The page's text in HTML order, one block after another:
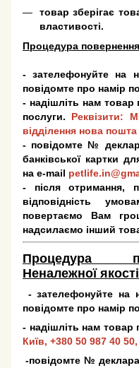
товар зберігає
властивості.
Процедура
- зателефонуйте на
повідомте про намір
- надішліть нам товар
послуги. Реквізити:
відділення нова пошта
- повідомте №
банківської картки
на e-mail
- після отримання,
відповідність
повертаємо Вам
надсилаємо інший
Процедура
Неналежної
- зателефонуйте на
повідомте про намір
- надішліть нам товар
Київ, +380 50 987 40 50
-повідомте №